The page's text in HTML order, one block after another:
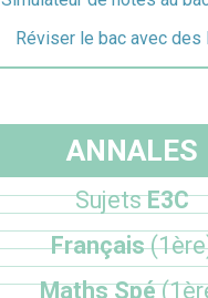
Réviser le bac avec des
ANNALES
SujetsE3C
Français
Maths Spé